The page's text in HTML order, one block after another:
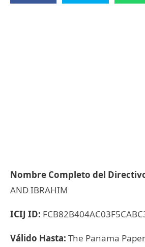
Nombre Completo del
AND IBRAHIM
ICIJ ID:
Válido Hasta: The Panama